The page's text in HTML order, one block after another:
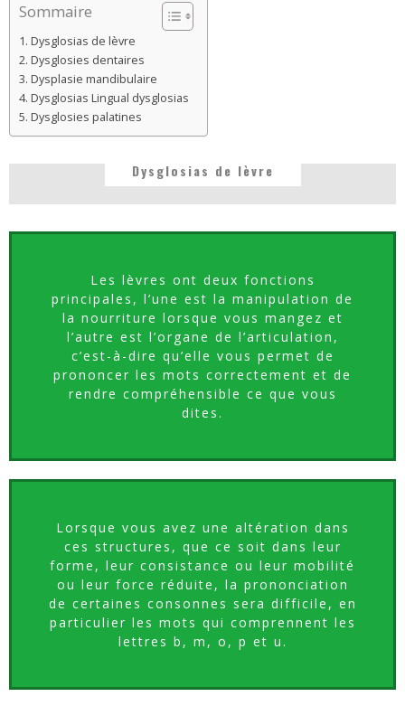
Sommaire
Dysglosias de lèvre
Dysglosies dentaires
Dysplasie mandibulaire
Dysglosias Lingual dysglosias
Dysglosies palatines
Dysglosias de lèvre
Les lèvres ont deux fonctions
principales, l’une est la manipulation de
la nourriture lorsque vous mangez et
l’autre est l’organe de l’articulation,
c’est-à-dire qu’elle vous permet de
prononcer les mots correctement et de
rendre compréhensible ce que vous
dites.
Lorsque vous avez une altération dans
ces structures, que ce soit dans leur
forme, leur consistance ou leur mobilité
ou leur force réduite, la prononciation
de certaines consonnes sera difficile, en
particulier les mots qui comprennent les
lettres b, m, o, p et u.